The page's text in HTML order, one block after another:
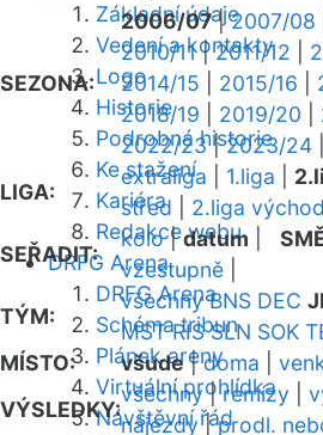
Základní údaje
Vedení a kontakty
Logo
Historie
Podrobná historie
Ke stažení
Kariéra
Redakce webu
DRFG Arena
DRFG Arena
Schéma tribun
Plánek areny
Virtuální prohlídka
Návštěvní řád
SEZONA:
2006/07|2007/08
2010/11|2011/12
2014/15
2015/16
2018/19
2019/20
2022/23|2023/24
LIGA:
extraliga 1.liga
střed
2.liga východ
SEŘADIT:
kolo|datum
vzestupně
TÝM:
všechny BNS DEC
MST RIS SLN SOK
MÍSTO:
všude|doma
VÝSLEDKY:
všechny|remízy
nájezdy|prodl.